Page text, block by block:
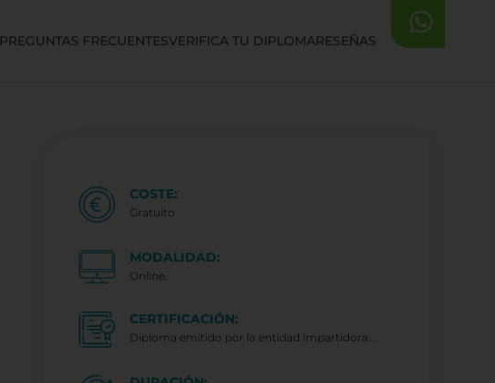
PREGUNTAS FRECUENTESVERIFICA TU DIPLOMARESEÑAS
COSTE:
Gratuito
MODALIDAD:
Online.
CERTIFICACIÓN:
Diploma emitido por la entidad impartidora..